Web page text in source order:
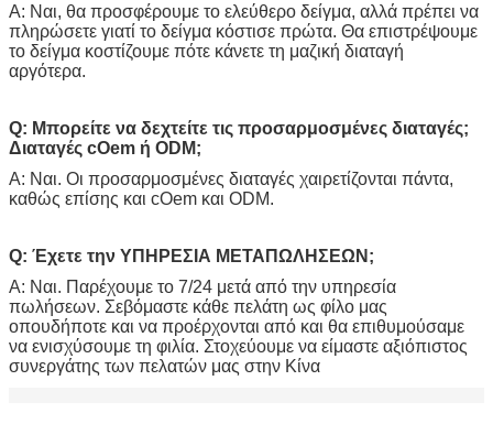
Αφήστε ένα μήνυμα
We bellen je snel terug!
Α: Ναι, θα προσφέρουμε το ελεύθερο δείγμα, αλλά πρέπει να
πληρώσετε γιατί το δείγμα κόστισε πρώτα. Θα επιστρέψουμε
το δείγμα κοστίζουμε πότε κάνετε τη μαζική διαταγή
αργότερα.
Q: Μπορείτε να δεχτείτε τις προσαρμοσμένες διαταγές;
Διαταγές cOem ή ODM;
Α: Ναι. Οι προσαρμοσμένες διαταγές χαιρετίζονται πάντα,
καθώς επίσης και cOem και ODM.
Q: Έχετε την ΥΠΗΡΕΣΙΑ ΜΕΤΑΠΩΛΗΣΕΩΝ;
Α: Ναι. Παρέχουμε το 7/24 μετά από την υπηρεσία
πωλήσεων. Σεβόμαστε κάθε πελάτη ως φίλο μας
οπουδήποτε και να προέρχονται από και θα επιθυμούσαμε
να ενισχύσουμε τη φιλία. Στοχεύουμε να είμαστε αξιόπιστος
συνεργάτης των πελατών μας στην Κίνα